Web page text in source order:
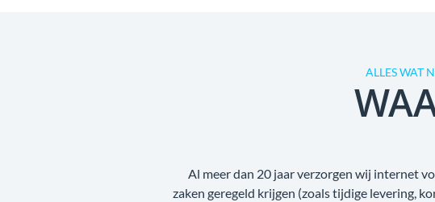
ALLES WAT
Al meer dan 20 jaar verzorgen wij internet
zaken geregeld krijgen (zoals tijdige levering,